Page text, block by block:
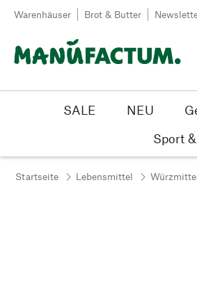
Zum Inhalt springen
Warenhäuser Brot & Butter
SALE NEU
Sport
Startseite Lebensmittel